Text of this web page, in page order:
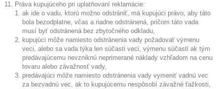
Práva kupujúceho pri uplatňovaní reklamácie:
ak ide o vadu, ktorú možno odstrániť, má kupujúci právo, aby táto
bola bezodplatne, včas a riadne odstránená, pričom táto vada
musí byť odstránená bez zbytočného odkladu,
kupujúci môže namiesto odstránenia vady požadovať výmenu
veci, alebo sa vada týka len súčasti veci, výmenu súčasti ak tým
predávajúcemu nevzniknú neprimerané náklady vzhľadom na cenu
tovaru alebo závažnosť vady,
predávajúci môže namiesto odstránenia vady vymeniť vadnú vec
za bezvadnú vec, ak to kupujúcemu nespôsobí závažné ťažkosti,